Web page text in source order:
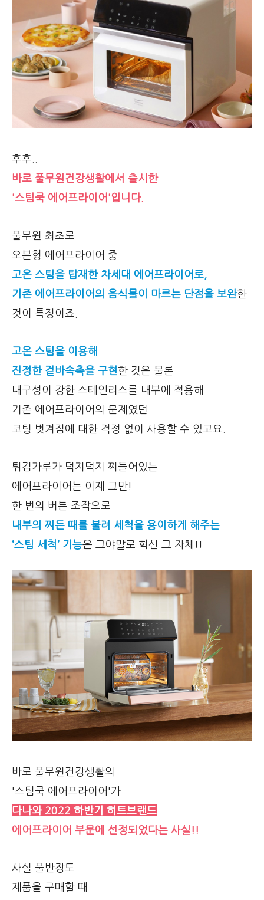
후후..
바로 풀무원건강생활에서 출시한
'스팀쿡 에어프라이어'입니다.
풀무원 최초로
오븐형 에어프라이어 중
고온 스팀을 탑재한 차세대 에어프라이어로,
기존 에어프라이어의 음식물이 마르는 단점을 보완한
것이 특징이죠.
고온 스팀을 이용해
진정한 겉바속촉을 구현한 것은 물론
내구성이 강한 스테인리스를 내부에 적용해
기존 에어프라이어의 문제였던
코팅 벗겨짐에 대한 걱정 없이 사용할 수 있고요.
튀김가루가 덕지덕지 찌들어있는
에어프라이어는 이제 그만!
한 번의 버튼 조작으로
내부의 찌든 때를 불려 세척을 용이하게 해주는
‘스팀 세척’ 기능은 그야말로 혁신 그 자체!!
바로 풀무원건강생활의
'스팀쿡 에어프라이어'가
다나와 2022 하반기 히트브랜드
에어프라이어 부문에 선정되었다는 사실!!
사실 풀반장도
제품을 구매할 때